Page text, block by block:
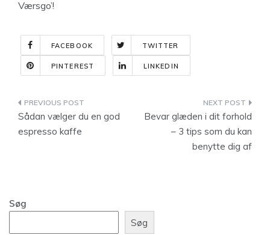
Værsgo’!
FACEBOOK TWITTER
PINTEREST LINKEDIN
Indlægsnavigation
Sådan vælger du en god
espresso kaffe
Bevar glæden i dit forhold
– 3 tips som du kan
benytte dig af
Søg
Søg